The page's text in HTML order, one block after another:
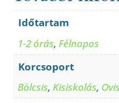
Időtartam
1-2 órás, Félnapos
Korcsoport
Bölcsis,Kisiskolás, Ovis